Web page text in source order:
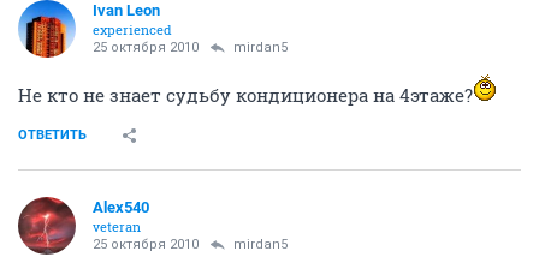
Ivаn Lеon
experienced
25 октября 2010 mirdan5
Не кто не знает судьбу кондиционера на 4этаже?
ОТВЕТИТЬ
Alex540
veteran
25 октября 2010 mirdan5